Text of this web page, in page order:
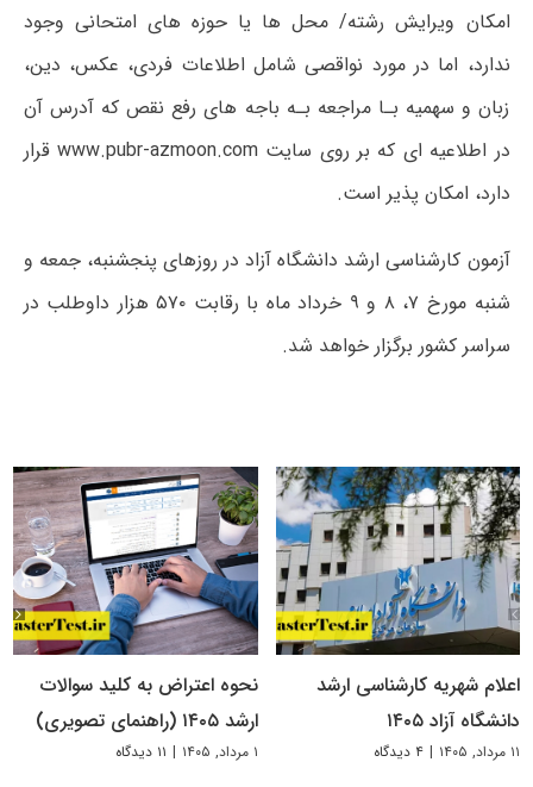
امکان ویرایش رشته/ محل ها یا حوزه های امتحانی وجود
ندارد، اما در مورد نواقصی شامل اطلاعات فردی، عکس، دین،
زبان و سهمیه بـا مراجعه بـه باجه های رفع نقص که آدرس آن
در اطلاعیه ای که بر روی سایت www.pubr-azmoon.com
قرار
دارد، امکان پذیر است.
آزمون کارشناسی ارشد دانشگاه آزاد در روزهای پنجشنبه، جمعه و
شنبه مورخ ۷، ۸ و ۹ خرداد ماه با رقابت ۵۷۰ هزار داوطلب در
سراسر کشور برگزار خواهد شد.
اعلام شهریه کارشناسی ارشد
دانشگاه آزاد ۱۴۰۵
۱۱ مرداد, ۱۴۰۵ | ۴ دیدگاه
نحوه اعتراض به کلید سوالات
ارشد ۱۴۰۵ (راهنمای تصویری)
۱ مرداد, ۱۴۰۵ | ۱۱ دیدگاه